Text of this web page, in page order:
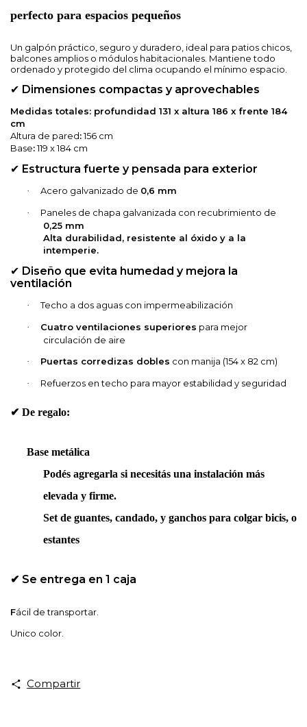
perfecto para espacios pequeños
Un galpón práctico, seguro y duradero, ideal para patios chicos,
balcones amplios o módulos habitacionales. Mantiene todo
ordenado y protegido del clima ocupando el mínimo espacio.
✔ Dimensiones compactas y aprovechables
Medidas totales: profundidad 131 x altura 186 x frente 184
cm
Altura de pared:156 cm
Base:119 x 184 cm
✔ Estructura fuerte y pensada para exterior
· Acero galvanizado de 0,6 mm
·
Paneles de chapa galvanizada con recubrimiento de
0,25 mm
Alta durabilidad, resistente al óxido y a la
intemperie.
✔ Diseño que evita humedad y mejora la
ventilación
· Techo a dos aguas con impermeabilización
· Cuatro ventilaciones superiores para mejor
circulación de aire
· Puertas corredizas dobles con manija (154 x 82 cm)
· Refuerzos en techo para mayor estabilidad y seguridad
✔ De regalo:
Base metálica
Podés agregarla si necesitás una instalación más
elevada y firme.
Set de guantes, candado, y ganchos para colgar bicis, o
estantes
✔ Se entrega en 1 caja
Fácil de transportar.
Unico color.
Compartir